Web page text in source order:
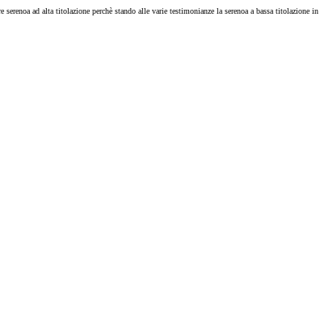
ad alta titolazione perchè stando alle varie testimonianze la serenoa a bassa titolazione